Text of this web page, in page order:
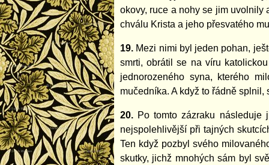
okovy, ruce a nohy se jim uvolnily
chválu Krista a jeho přesvatého
19. Mezi nimi byl jeden pohan,
smrti, obrátil se na víru
jednorozeného syna, kterého
mučedníka. A když to řádně
20. Po tomto zázraku
nejspolehlivější při tajných
Ten když pozbyl svého
skutky, jichž mnohých sám byl